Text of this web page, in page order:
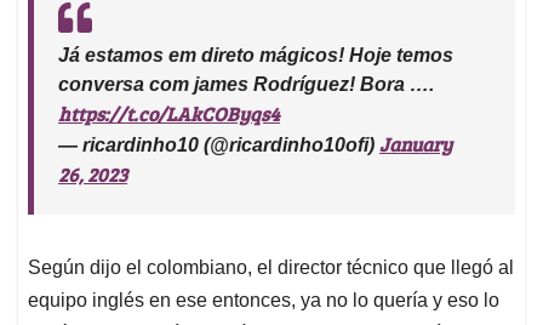
Já estamos em direto mágicos! Hoje temos
conversa com james Rodríguez! Bora ….
https://t.co/LAkCOByqs4
— ricardinho10 (@ricardinho10ofi) January
26, 2023
Según dijo el colombiano, el director técnico que llegó al
equipo inglés en ese entonces, ya no lo quería y eso lo